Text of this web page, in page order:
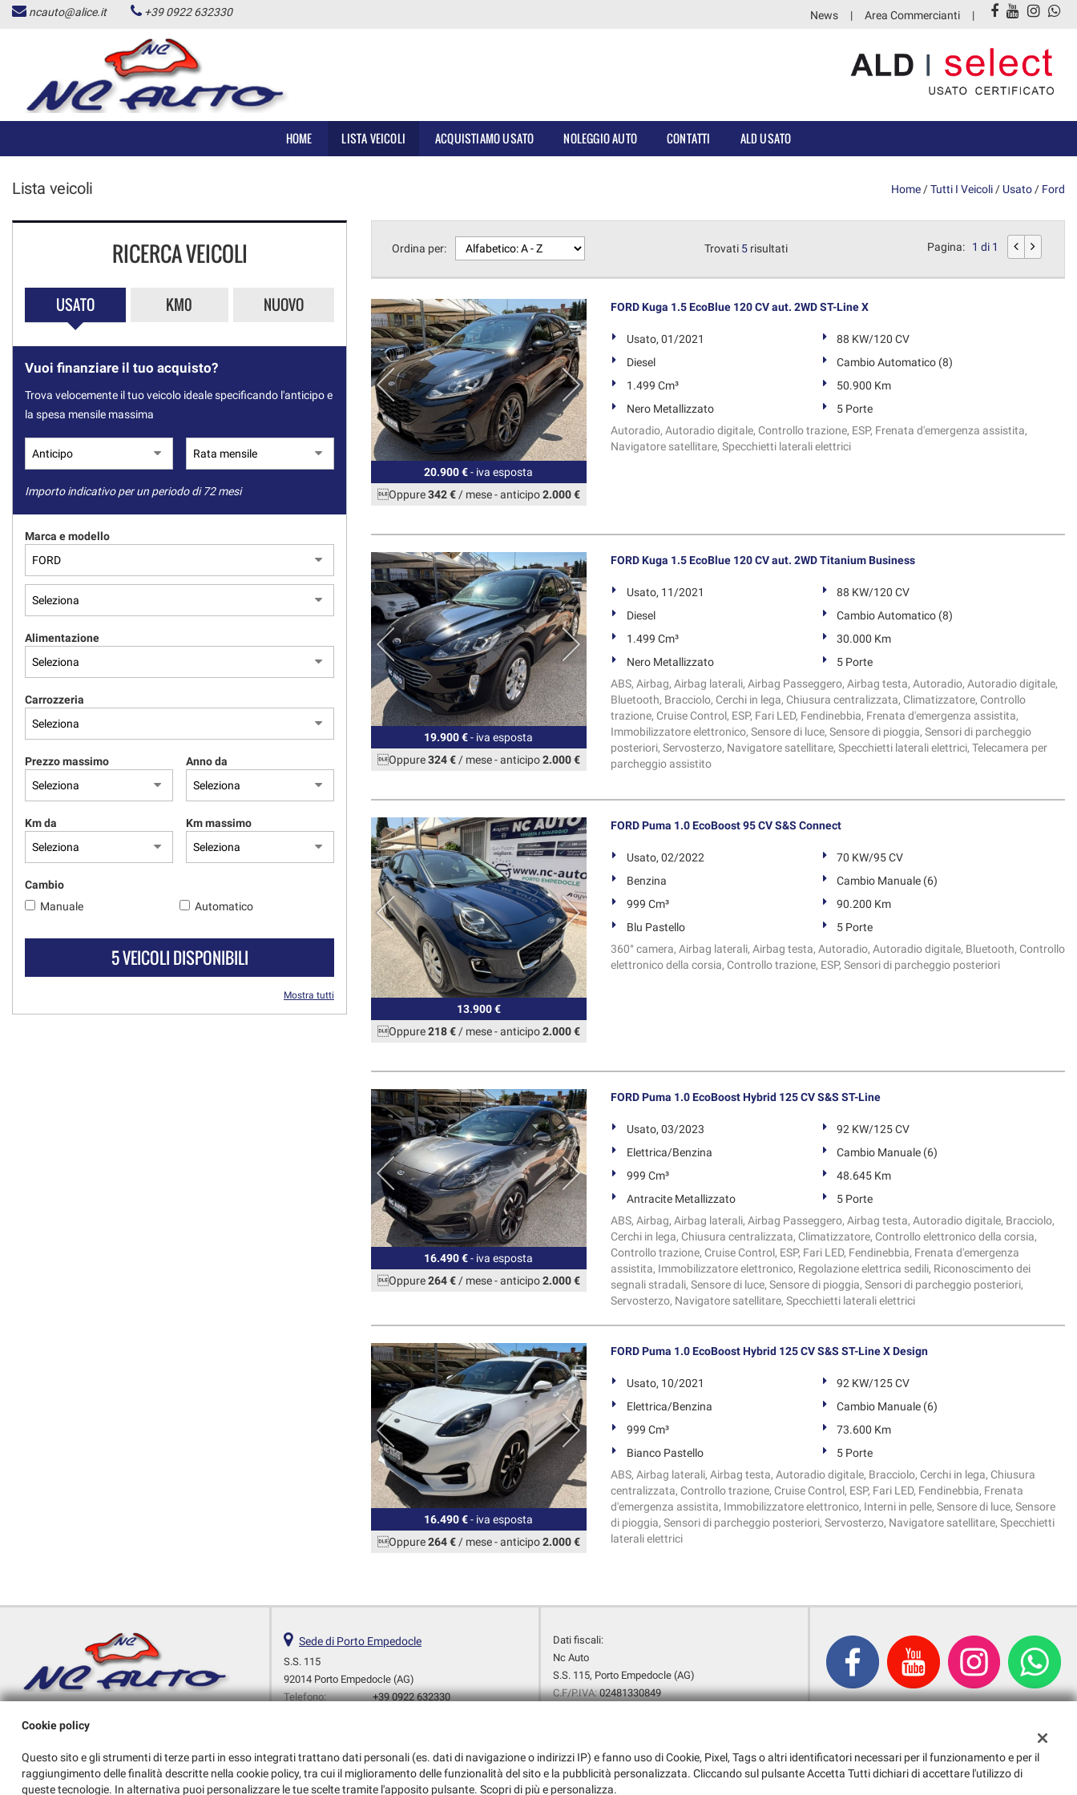
HOME
ACQUISTIAMO USATO
ncauto@alice.it +39 0922 632330 News Area Commercianti
HOME LISTA VEICOLI ACQUISTIAMO USATO NOLEGGIO AUTO CONTATTI ALD USATO
Lista veicoli Home /Tutti I Veicoli / Usato / Ford
RICERCA VEICOLI
USATO KM0 NUOVO
Vuoi finanziare il tuo acquisto?
Trova velocemente il tuo veicolo ideale specificando l'anticipo e
la spesa mensile massima
Importo indicativo per un periodo di 72 mesi
Marca e modello
Alimentazione
Carrozzeria
Prezzo massimo Anno da
Km da Km massimo
Cambio
Manuale
Automatico
5 VEICOLI DISPONIBILI
Mostra tutti
Ordina per: Trovati 5 risultati Pagina: 1 di 1
20.900 €- iva esposta
Oppure342 €/ mese-anticipo2.000 €
FORD Kuga 1.5 EcoBlue 120 CV aut. 2WD ST-Line X
Usato, 01/2021
88 KW/120 CV
Diesel
Cambio Automatico (8)
1.499 Cm³
50.900 Km
Nero Metallizzato
5 Porte
Autoradio, Autoradio digitale, Controllo trazione, ESP, Frenata d'emergenza assistita,
Navigatore satellitare, Specchietti laterali elettrici
19.900 €- iva esposta
Oppure324 €/ mese-anticipo2.000 €
FORD Kuga 1.5 EcoBlue 120 CV aut. 2WD Titanium Business
Usato, 11/2021
88 KW/120 CV
Diesel
Cambio Automatico (8)
1.499 Cm³
30.000 Km
Nero Metallizzato
5 Porte
ABS, Airbag, Airbag laterali, Airbag Passeggero, Airbag testa, Autoradio, Autoradio digitale,
Bluetooth, Bracciolo, Cerchi in lega, Chiusura centralizzata, Climatizzatore, Controllo
trazione, Cruise Control, ESP, Fari LED, Fendinebbia, Frenata d'emergenza assistita,
Immobilizzatore elettronico, Sensore di luce, Sensore di pioggia, Sensori di parcheggio
posteriori, Servosterzo, Navigatore satellitare, Specchietti laterali elettrici, Telecamera per
parcheggio assistito
13.900 €
Oppure218 €/ mese-anticipo2.000 €
FORD Puma 1.0 EcoBoost 95 CV S&S Connect
Usato, 02/2022
70 KW/95 CV
Benzina
Cambio Manuale (6)
999 Cm³
90.200 Km
Blu Pastello
5 Porte
360° camera, Airbag laterali, Airbag testa, Autoradio, Autoradio digitale, Bluetooth, Controllo
elettronico della corsia, Controllo trazione, ESP, Sensori di parcheggio posteriori
16.490 €- iva esposta
Oppure264 €/ mese-anticipo2.000 €
FORD Puma 1.0 EcoBoost Hybrid 125 CV S&S ST-Line
Usato, 03/2023
92 KW/125 CV
Elettrica/Benzina
Cambio Manuale (6)
999 Cm³
48.645 Km
Antracite Metallizzato
5 Porte
ABS, Airbag, Airbag laterali, Airbag Passeggero, Airbag testa, Autoradio digitale, Bracciolo,
Cerchi in lega, Chiusura centralizzata, Climatizzatore, Controllo elettronico della corsia,
Controllo trazione, Cruise Control, ESP, Fari LED, Fendinebbia, Frenata d'emergenza
assistita, Immobilizzatore elettronico, Regolazione elettrica sedili, Riconoscimento dei
segnali stradali, Sensore di luce, Sensore di pioggia, Sensori di parcheggio posteriori,
Servosterzo, Navigatore satellitare, Specchietti laterali elettrici
16.490 €- iva esposta
Oppure264 €/ mese-anticipo2.000 €
FORD Puma 1.0 EcoBoost Hybrid 125 CV S&S ST-Line X Design
Usato, 10/2021
92 KW/125 CV
Elettrica/Benzina
Cambio Manuale (6)
999 Cm³
73.600 Km
Bianco Pastello
5 Porte
ABS, Airbag laterali, Airbag testa, Autoradio digitale, Bracciolo, Cerchi in lega, Chiusura
centralizzata, Controllo trazione, Cruise Control, ESP, Fari LED, Fendinebbia, Frenata
d'emergenza assistita, Immobilizzatore elettronico, Interni in pelle, Sensore di luce, Sensore
di pioggia, Sensori di parcheggio posteriori, Servosterzo, Navigatore satellitare, Specchietti
laterali elettrici
Sede di Porto Empedocle
S.S. 115
92014 Porto Empedocle (AG)
Telefono:
+39 0922 632330
+39 348 175 7933
Email:
ncauto@alice.it
Indicazioni stradali
Dati fiscali:
Nc Auto
S.S. 115, Porto Empedocle (AG)
C.F/P.IVA:02481330849
Cookie policy
Questo sito e gli strumenti di terze parti in esso integrati trattano dati personali (es. dati di navigazione o indirizzi IP) e fanno uso di Cookie, Pixel, Tags o altri identificatori necessari per il funzionamento e per il
raggiungimento delle finalità descritte nella cookie policy, tra cui il miglioramento delle funzionalità del sito e la pubblicità personalizzata. Cliccando sul pulsante Accetta Tutti dichiari di accettare l'utilizzo di
queste tecnologie. In alternativa puoi personalizzare le tue scelte tramite l'apposito pulsante. Scopri di più e personalizza.